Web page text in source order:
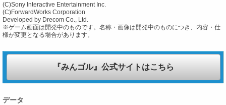
(C)Sony Interactive Entertainment Inc.
(C)ForwardWorks Corporation
Developed by Drecom Co., Ltd.
※ゲーム画面は開発中のものです。名称・画像は開発中のものにつき、内容・仕
様が変更となる場合があります。
『みんゴル』公式サイトはこちら
データ